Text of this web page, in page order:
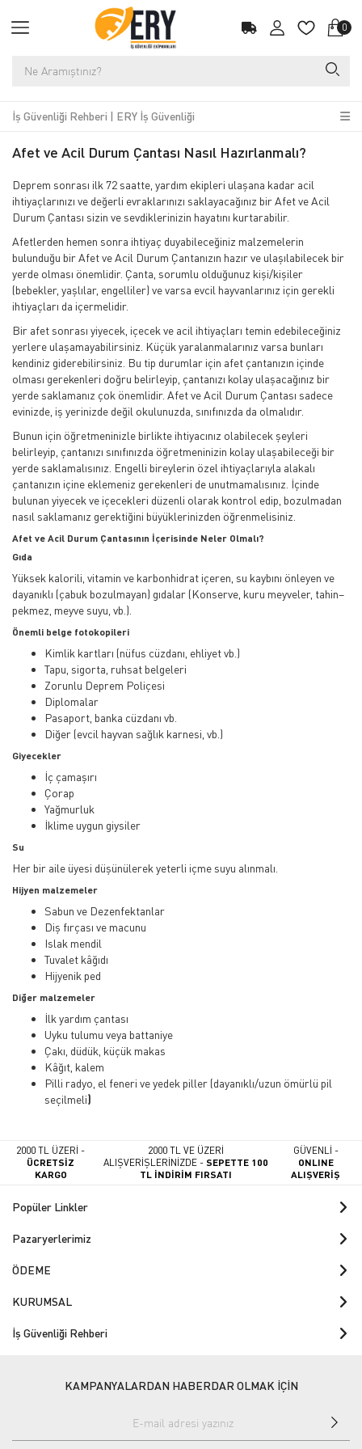
0
İş Güvenliği Rehberi | ERY İş Güvenliği
Afet ve Acil Durum Çantası Nasıl Hazırlanmalı?
Deprem sonrası ilk 72 saatte, yardım ekipleri ulaşana kadar acil
ihtiyaçlarınızı ve değerli evraklarınızı saklayacağınız bir Afet ve Acil
Durum Çantası sizin ve sevdiklerinizin hayatını kurtarabilir.
Afetlerden hemen sonra ihtiyaç duyabileceğiniz malzemelerin
bulunduğu bir Afet ve Acil Durum Çantanızın hazır ve ulaşılabilecek bir
yerde olması önemlidir. Çanta, sorumlu olduğunuz kişi/kişiler
(bebekler, yaşlılar, engelliler) ve varsa evcil hayvanlarınız için gerekli
ihtiyaçları da içermelidir.
Bir afet sonrası yiyecek, içecek ve acil ihtiyaçları temin edebileceğiniz
yerlere ulaşamayabilirsiniz. Küçük yaralanmalarınız varsa bunları
kendiniz giderebilirsiniz. Bu tip durumlar için afet çantanızın içinde
olması gerekenleri doğru belirleyip, çantanızı kolay ulaşacağınız bir
yerde saklamanız çok önemlidir. Afet ve Acil Durum Çantası sadece
evinizde, iş yerinizde değil okulunuzda, sınıfınızda da olmalıdır.
Bunun için öğretmeninizle birlikte ihtiyacınız olabilecek şeyleri
belirleyip, çantanızı sınıfınızda öğretmeninizin kolay ulaşabileceği bir
yerde saklamalısınız. Engelli bireylerin özel ihtiyaçlarıyla alakalı
çantanızın içine eklemeniz gerekenleri de unutmamalısınız. İçinde
bulunan yiyecek ve içecekleri düzenli olarak kontrol edip, bozulmadan
nasıl saklamanız gerektiğini büyüklerinizden öğrenmelisiniz.
Afet ve Acil Durum Çantasının İçerisinde Neler Olmalı?
Gıda
Yüksek kalorili, vitamin ve karbonhidrat içeren, su kaybını önleyen ve
dayanıklı (çabuk bozulmayan) gıdalar (Konserve, kuru meyveler, tahin–
pekmez, meyve suyu, vb.).
Önemli belge fotokopileri
Kimlik kartları (nüfus cüzdanı, ehliyet vb.)
Tapu, sigorta, ruhsat belgeleri
Zorunlu Deprem Poliçesi
Diplomalar
Pasaport, banka cüzdanı vb.
Diğer (evcil hayvan sağlık karnesi, vb.)
Giyecekler
İç çamaşırı
Çorap
Yağmurluk
İklime uygun giysiler
Su
Her bir aile üyesi düşünülerek yeterli içme suyu alınmalı.
Hijyen malzemeler
Sabun ve Dezenfektanlar
Diş fırçası ve macunu
Islak mendil
Tuvalet kâğıdı
Hijyenik ped
Diğer malzemeler
İlk yardım çantası
Uyku tulumu veya battaniye
Çakı, düdük, küçük makas
Kâğıt, kalem
Pilli radyo, el feneri ve yedek piller (dayanıklı/uzun ömürlü pil
seçilmeli)
2000 TL ÜZERİ -
ÜCRETSİZ
KARGO
2000 TL VE ÜZERİ
ALIŞVERİŞLERİNİZDE -SEPETTE 100
TL İNDİRİM FIRSATI
GÜVENLİ -
ONLINE
ALIŞVERİŞ
Popüler Linkler
Pazaryerlerimiz
ÖDEME
KURUMSAL
İş Güvenliği Rehberi
KAMPANYALARDAN HABERDAR OLMAK İÇİN